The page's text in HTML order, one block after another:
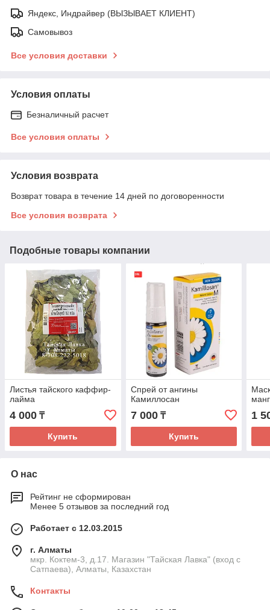
Яндекс, Индрайвер (ВЫЗЫВАЕТ КЛИЕНТ)
Самовывоз
Все условия доставки
Условия оплаты
Безналичный расчет
Все условия оплаты
Условия возврата
Возврат товара в течение 14 дней по договоренности
Все условия возврата
Подобные товары компании
Листья тайского каффир-
лайма
4 000 ₸
Купить
Спрей от ангины
Камиллосан
7 000₸
Купить
1
О нас
Рейтинг не сформирован
Менее 5 отзывов за последний год
Работает с 12.03.2015
г. Алматы
мкр. Коктем-3, д.17. Магазин "Тайская Лавка" (вход с
Сатпаева), Алматы, Казахстан
Контакты